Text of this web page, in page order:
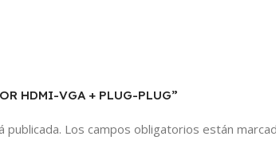
HDMI-VGA + PLUG-PLUG”
publicada. Los campos obligatorios están